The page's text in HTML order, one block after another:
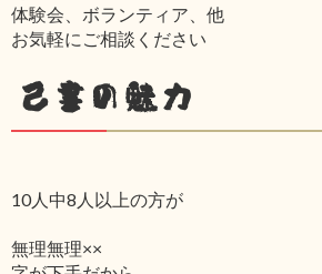
体験会、ボランティア、他
お気軽にご相談ください
己書の魅力
10人中8人以上の方が
無理無理××